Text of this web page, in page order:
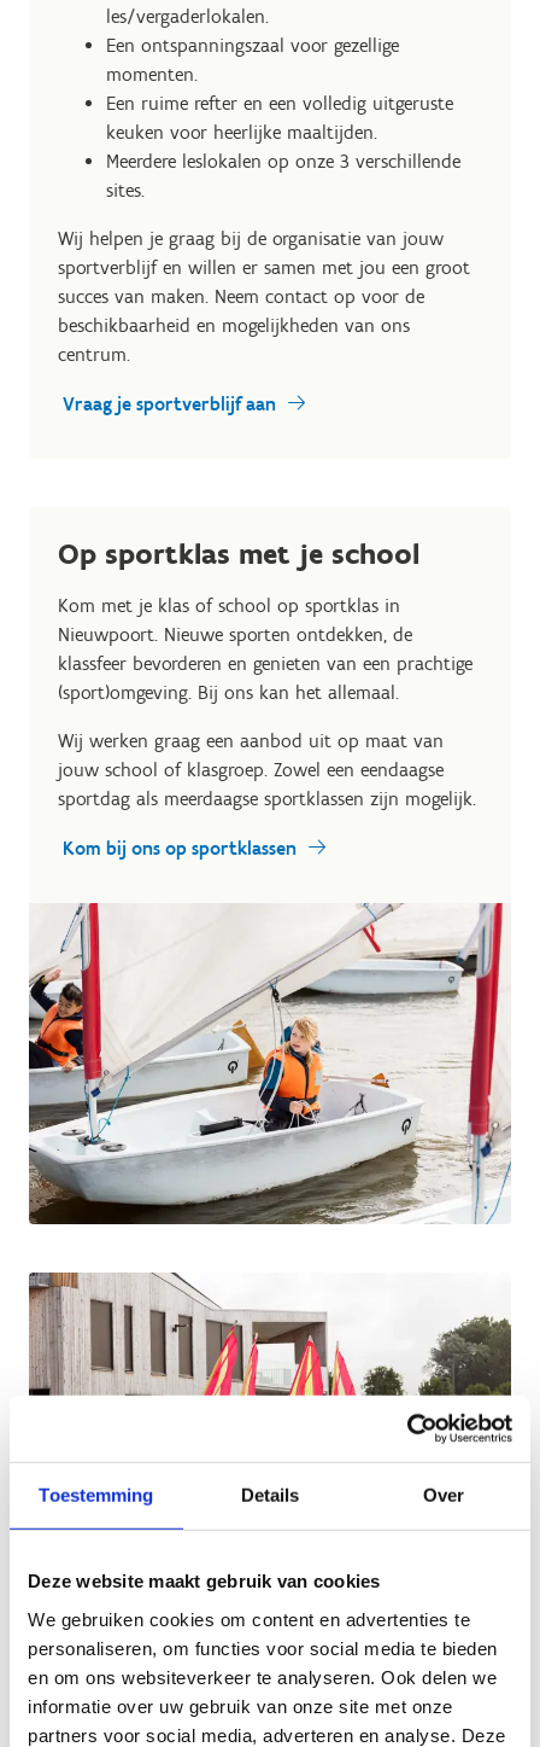
Toestemming Details Over
Deze website maakt gebruik van cookies
We gebruiken cookies om content en advertenties te
personaliseren, om functies voor social media te bieden
en om ons websiteverkeer te analyseren. Ook delen we
informatie over uw gebruik van onze site met onze
partners voor social media, adverteren en analyse. Deze
les/vergaderlokalen.
Een ontspanningszaal voor gezellige
momenten.
Een ruime refter en een volledig uitgeruste
keuken voor heerlijke maaltijden.
Meerdere leslokalen op onze 3 verschillende
sites.
Wij helpen je graag bij de organisatie van jouw
sportverblijf en willen er samen met jou een groot
succes van maken. Neem contact op voor de
beschikbaarheid en mogelijkheden van ons
centrum.
Vraag je sportverblijf aan
Op sportklas met je school
Kom met je klas of school op sportklas in
Nieuwpoort. Nieuwe sporten ontdekken, de
klassfeer bevorderen en genieten van een prachtige
(sport)omgeving. Bij ons kan het allemaal.
Wij werken graag een aanbod uit op maat van
jouw school of klasgroep. Zowel een eendaagse
sportdag als meerdaagse sportklassen zijn mogelijk.
Kom bij ons op sportklassen
Organiseer een sportstage
Ons ruim aanbod aan sportaccommodaties, zowel
indoor als outdoor, maken van ons centrum de